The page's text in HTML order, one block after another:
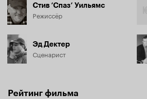
Стив ’Спаз’ Уильямс
Режиссёр
Эд Дектер
Сценарист
Рейтинг фильма